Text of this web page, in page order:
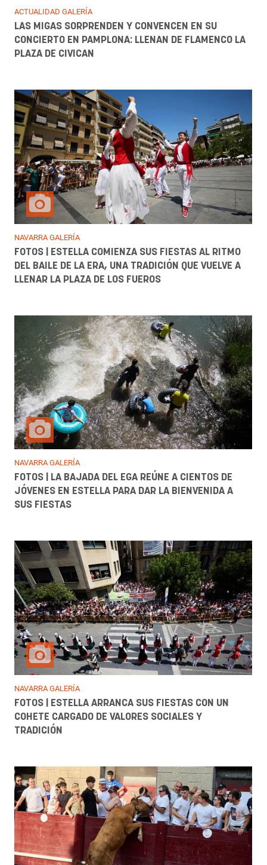
ACTUALIDAD GALERÍA
LAS MIGAS SORPRENDEN Y CONVENCEN EN SU
CONCIERTO EN PAMPLONA: LLENAN DE FLAMENCO LA
PLAZA DE CIVICAN
NAVARRA GALERÍA
FOTOS | ESTELLA COMIENZA SUS FIESTAS AL RITMO
DEL BAILE DE LA ERA, UNA TRADICIÓN QUE VUELVE A
LLENAR LA PLAZA DE LOS FUEROS
NAVARRA GALERÍA
FOTOS | LA BAJADA DEL EGA REÚNE A CIENTOS DE
JÓVENES EN ESTELLA PARA DAR LA BIENVENIDA A
SUS FIESTAS
NAVARRA GALERÍA
FOTOS | ESTELLA ARRANCA SUS FIESTAS CON UN
COHETE CARGADO DE VALORES SOCIALES Y
TRADICIÓN